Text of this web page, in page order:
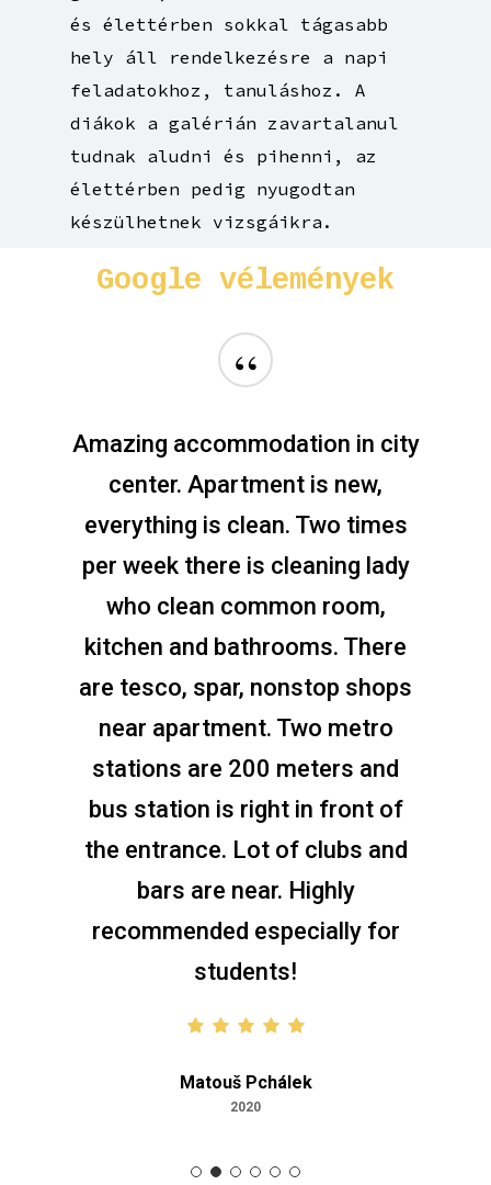
és élettérben sokkal tágasabb
hely áll rendelkezésre a napi
feladatokhoz, tanuláshoz. A
diákok a galérián zavartalanul
tudnak aludni és pihenni, az
élettérben pedig nyugodtan
készülhetnek vizsgáikra.
Google vélemények
“
Amazing accommodation in city
center. Apartment is new,
everything is clean. Two times
per week there is cleaning lady
who clean common room,
kitchen and bathrooms. There
are tesco, spar, nonstop shops
near apartment. Two metro
stations are 200 meters and
bus station is right in front of
the entrance. Lot of clubs and
bars are near. Highly
recommended especially for
students!
Matouš Pchálek
2020